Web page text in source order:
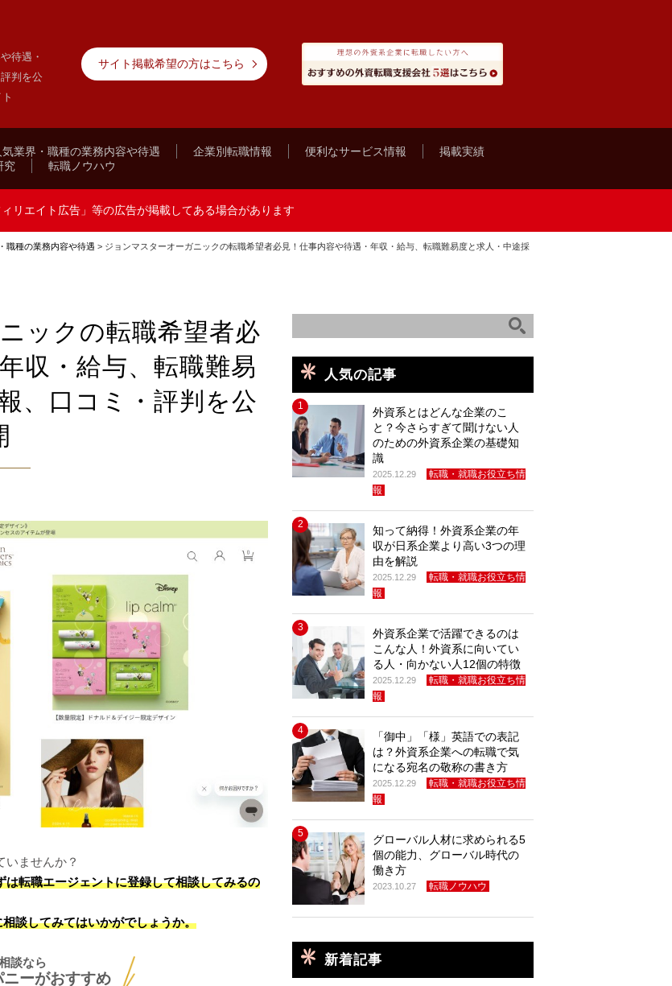
待遇・
判を公
サイト掲載希望の方はこちら
気業界・職種の業務内容や待遇 企業別転職情報 便利なサービス情報
掲載実績
究 転職ノウハウ
ィリエイト広告」等の広告が掲載してある場合があります
職種の業務内容や待遇 > ジョンマスターオーガニックの転職希望者必見！仕事内容や待遇・年収・給与、転職難易度と求人・中途採
ックの転職希望者必
収・給与、転職難易
、口コミ・評判を公
いませんか？
転職エージェントに登録して相談してみるの
談してみてはいかがでしょうか。
談なら
ーがおすすめ
人気の記事
1
外資系とはどんな企業のこ
と？今さらすぎて聞けない人
のための外資系企業の基礎知
識
2025.12.29
転職・就職お役立ち情
報
2
知って納得！外資系企業の年
収が日系企業より高い3つの理
由を解説
2025.12.29
転職・就職お役立ち情
報
3
外資系企業で活躍できるのは
こんな人！外資系に向いてい
る人・向かない人12個の特徴
2025.12.29
転職・就職お役立ち情
報
4
「御中」「様」英語での表記
は？外資系企業への転職で気
になる宛名の敬称の書き方
2025.12.29
転職・就職お役立ち情
報
5
グローバル人材に求められる5
個の能力、グローバル時代の
働き方
2023.10.27 転職ノウハウ
新着記事